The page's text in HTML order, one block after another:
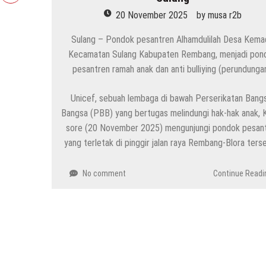
20 November 2025 by musa r2b
Sulang – Pondok pesantren Alhamdulilah Desa
Kecamatan Sulang Kabupaten Rembang, menjadi
pesantren ramah anak dan anti bulliying
Unicef, sebuah lembaga di bawah Perserikatan
Bangsa (PBB) yang bertugas melindungi hak-hak anak,
sore (20 November 2025) mengunjungi pondok
yang terletak di pinggir jalan raya Rembang-Blora
No comment Continue